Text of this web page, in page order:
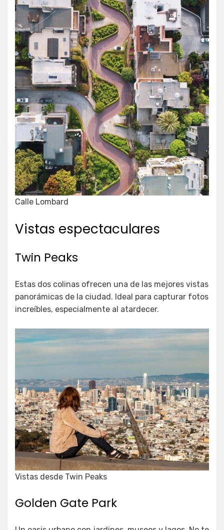
Calle Lombard
Vistas espectaculares
Twin Peaks
Estas dos colinas ofrecen una de las mejores vistas
panorámicas de la ciudad. Ideal para capturar fotos
increíbles, especialmente al atardecer.
Vistas desde Twin Peaks
Golden Gate Park